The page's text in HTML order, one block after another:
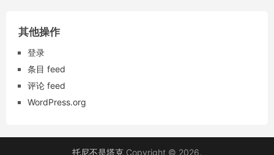
其他操作
登录
条目 feed
评论 feed
WordPress.org
托尼不是塔克 Copyright © 2026.